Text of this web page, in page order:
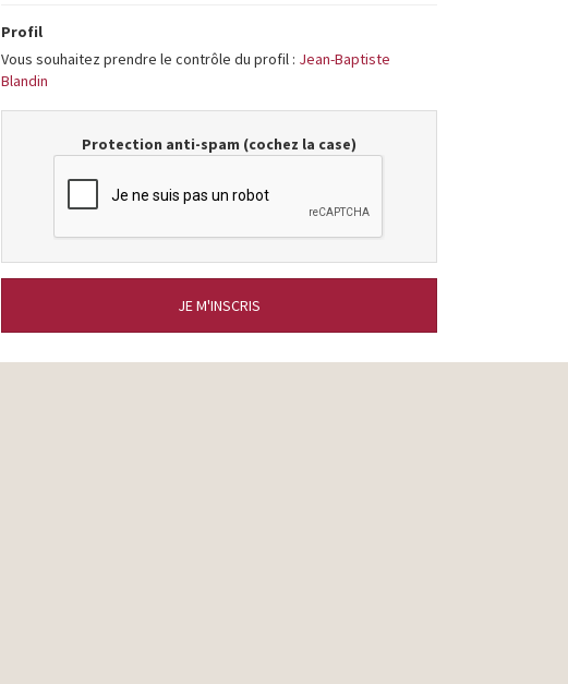
Profil
Vous souhaitez prendre le contrôle du profil : Jean-Baptiste
Blandin
Protection anti-spam (cochez la case)
JE M'INSCRIS